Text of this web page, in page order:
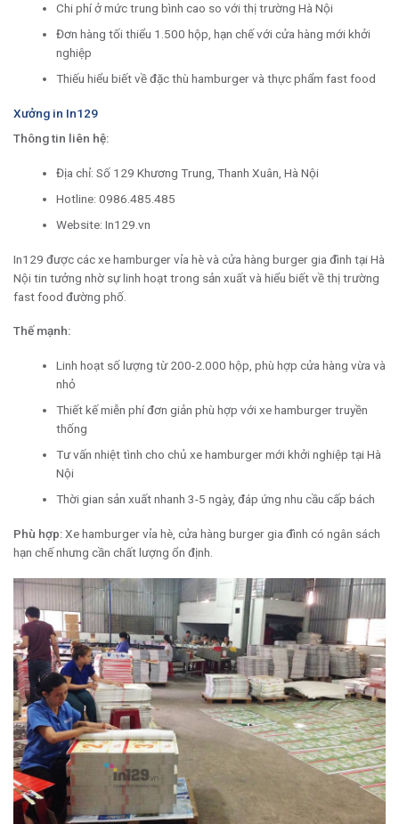
Chi phí ở mức trung bình cao so với thị trường Hà Nội
Đơn hàng tối thiểu 1.500 hộp, hạn chế với cửa hàng mới khởi
nghiệp
Thiếu hiểu biết về đặc thù hamburger và thực phẩm fast food
Xưởng in In129
Thông tin liên hệ:
Địa chỉ: Số 129 Khương Trung, Thanh Xuân, Hà Nội
Hotline: 0986.485.485
Website: In129.vn
In129 được các xe hamburger vỉa hè và cửa hàng burger gia đình tại Hà
Nội tin tưởng nhờ sự linh hoạt trong sản xuất và hiểu biết về thị trường
fast food đường phố.
Thế mạnh:
Linh hoạt số lượng từ 200-2.000 hộp, phù hợp cửa hàng vừa và
nhỏ
Thiết kế miễn phí đơn giản phù hợp với xe hamburger truyền
thống
Tư vấn nhiệt tình cho chủ xe hamburger mới khởi nghiệp tại Hà
Nội
Thời gian sản xuất nhanh 3-5 ngày, đáp ứng nhu cầu cấp bách
Phù hợp:Xe hamburger vỉa hè, cửa hàng burger gia đình có ngân sách
hạn chế nhưng cần chất lượng ổn định.